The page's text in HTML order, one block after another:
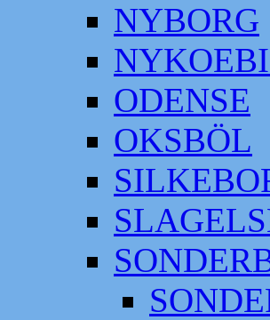
NYBORG
ODENSE
OKSBÖL